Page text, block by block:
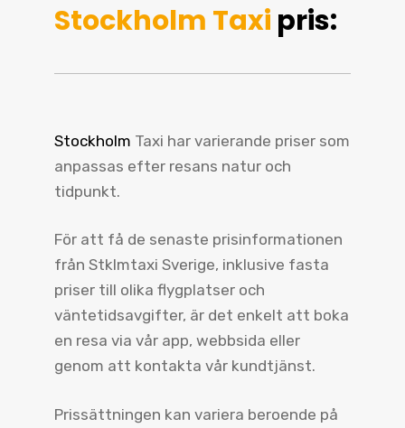
Stockholm Taxi pris:
Stockholm Taxi har varierande priser som
anpassas efter resans natur och
tidpunkt.
För att få de senaste prisinformationen
från Stklmtaxi Sverige, inklusive fasta
priser till olika flygplatser och
väntetidsavgifter, är det enkelt att boka
en resa via vår app, webbsida eller
genom att kontakta vår kundtjänst.
Prissättningen kan variera beroende på